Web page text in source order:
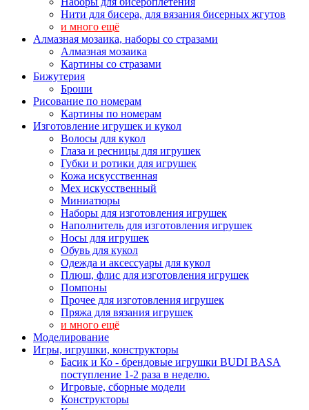
Нити для бисера, для вязания бисерных жгутов
и много ещё
Алмазная мозаика, наборы со стразами
Алмазная мозаика
Картины co стразами
Бижутерия
Броши
Рисование по номерам
Картины по номерам
Изготовление игрушек и кукол
Волосы для кукол
Глаза и ресницы для игрушек
Губки и ротики для игрушек
Кожа искусственная
Мех искусственный
Миниатюры
Наборы для изготовления игрушек
Наполнитель для изготовления игрушек
Носы для игрушек
Обувь для кукол
Одежда и аксессуары для кукол
Плюш, флис для изготовления игрушек
Помпоны
Прочее для изготовления игрушек
Пряжа для вязания игрушек
и много ещё
Моделирование
Игры, игрушки, конструкторы
Басик и Ко - брендовые игрушки BUDI BASA
поступление 1-2 раза в неделю.
Игровые, сборные модели
Конструкторы